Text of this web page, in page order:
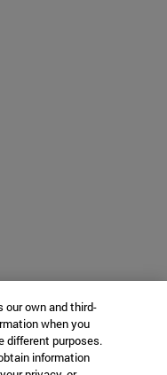
our own and third-
when you
different purposes.
information